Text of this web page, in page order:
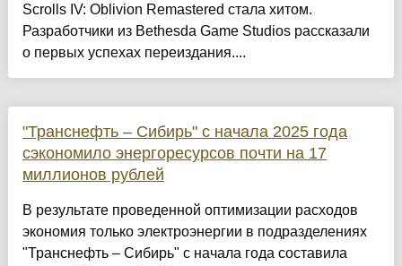
Scrolls IV: Oblivion Remastered стала хитом.
Разработчики из Bethesda Game Studios рассказали
о первых успехах переиздания....
"Транснефть – Сибирь" с начала 2025 года
сэкономило энергоресурсов почти на 17
миллионов рублей
В результате проведенной оптимизации расходов
экономия только электроэнергии в подразделениях
"Транснефть – Сибирь" с начала года составила